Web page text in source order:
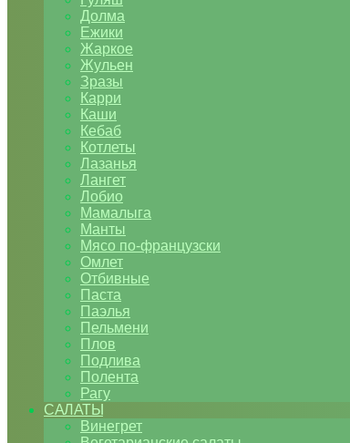
Долма
Ежики
Жаркое
Жульен
Зразы
Карри
Каши
Кебаб
Котлеты
Лазанья
Лангет
Лобио
Мамалыга
Манты
Мясо по-французски
Омлет
Отбивные
Паста
Паэлья
Пельмени
Плов
Подлива
Полента
Рагу
САЛАТЫ
Винегрет